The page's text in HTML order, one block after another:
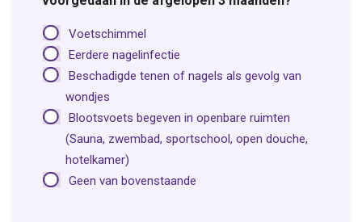
Voetschimmel
Eerdere nagelinfectie
wondjes
(Sauna, zwembad, sportschool, open douche,
hotelkamer)
Geen van bovenstaande